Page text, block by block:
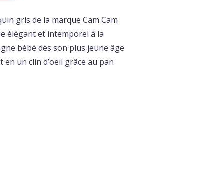
gris de la marque Cam Cam
élégant et intemporel à la
bébé dès son plus jeune âge
un clin d’oeil grâce au pan